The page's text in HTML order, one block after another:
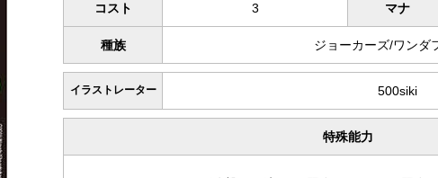
コスト 3 マナ
種族 ジョーカーズ/ワンダ
イラストレーター 500siki
特殊能力